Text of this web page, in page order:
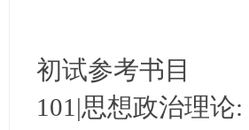
初试参考书目
101|思想政治理论: